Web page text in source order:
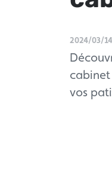
2024/03/14
vos